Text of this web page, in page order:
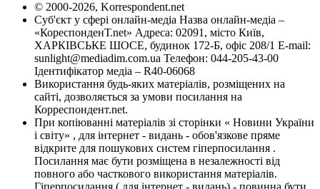
© 2000-2026, Korrespondent.net
Суб'єкт у сфері онлайн-медіа Назва онлайн-медіа –
«КореспонденТ.net» Адреса: 02091, місто Київ,
ХАРКІВСЬКЕ ШОСЕ, будинок 172-Б, офіс 208/1 E-mail:
sunlight@mediadim.com.ua Телефон: 044-205-43-00
Ідентифікатор медіа – R40-06068
Використання будь-яких матеріалів, розміщених на
сайті, дозволяється за умови посилання на
Корреспондент.net.
При копіюванні матеріалів зі сторінки « Новини України
і світу» , для інтернет - видань - обов'язкове пряме
відкрите для пошукових систем гіперпосилання .
Посилання має бути розміщена в незалежності від
повного або часткового використання матеріалів.